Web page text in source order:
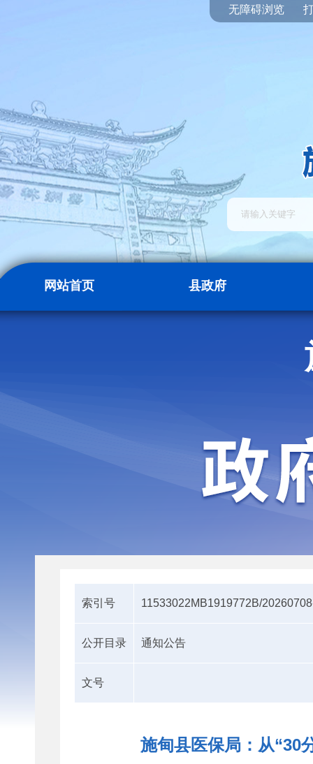
无障碍浏览
网站首页 县政府
索引号 11533022MB1919772B/
公开目录 通知公告
文号
施甸县医保局：从“30